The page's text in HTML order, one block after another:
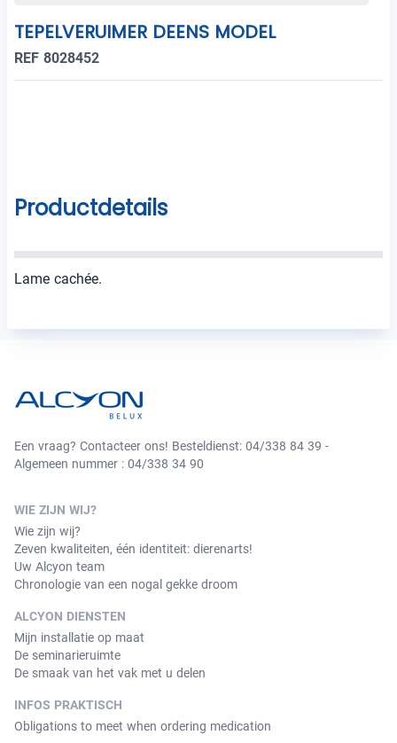
TEPELVERUIMER DEENS MODEL
REF 8028452
Productdetails
Lame cachée.
Een vraag? Contacteer ons! Besteldienst: 04/338 84 39 -
Algemeen nummer : 04/338 34 90
WIE ZIJN WIJ?
Wie zijn wij?
Zeven kwaliteiten, één identiteit: dierenarts!
Uw Alcyon team
Chronologie van een nogal gekke droom
ALCYON DIENSTEN
Mijn installatie op maat
De seminarieruimte
De smaak van het vak met u delen
INFOS PRAKTISCH
Obligations to meet when ordering medication